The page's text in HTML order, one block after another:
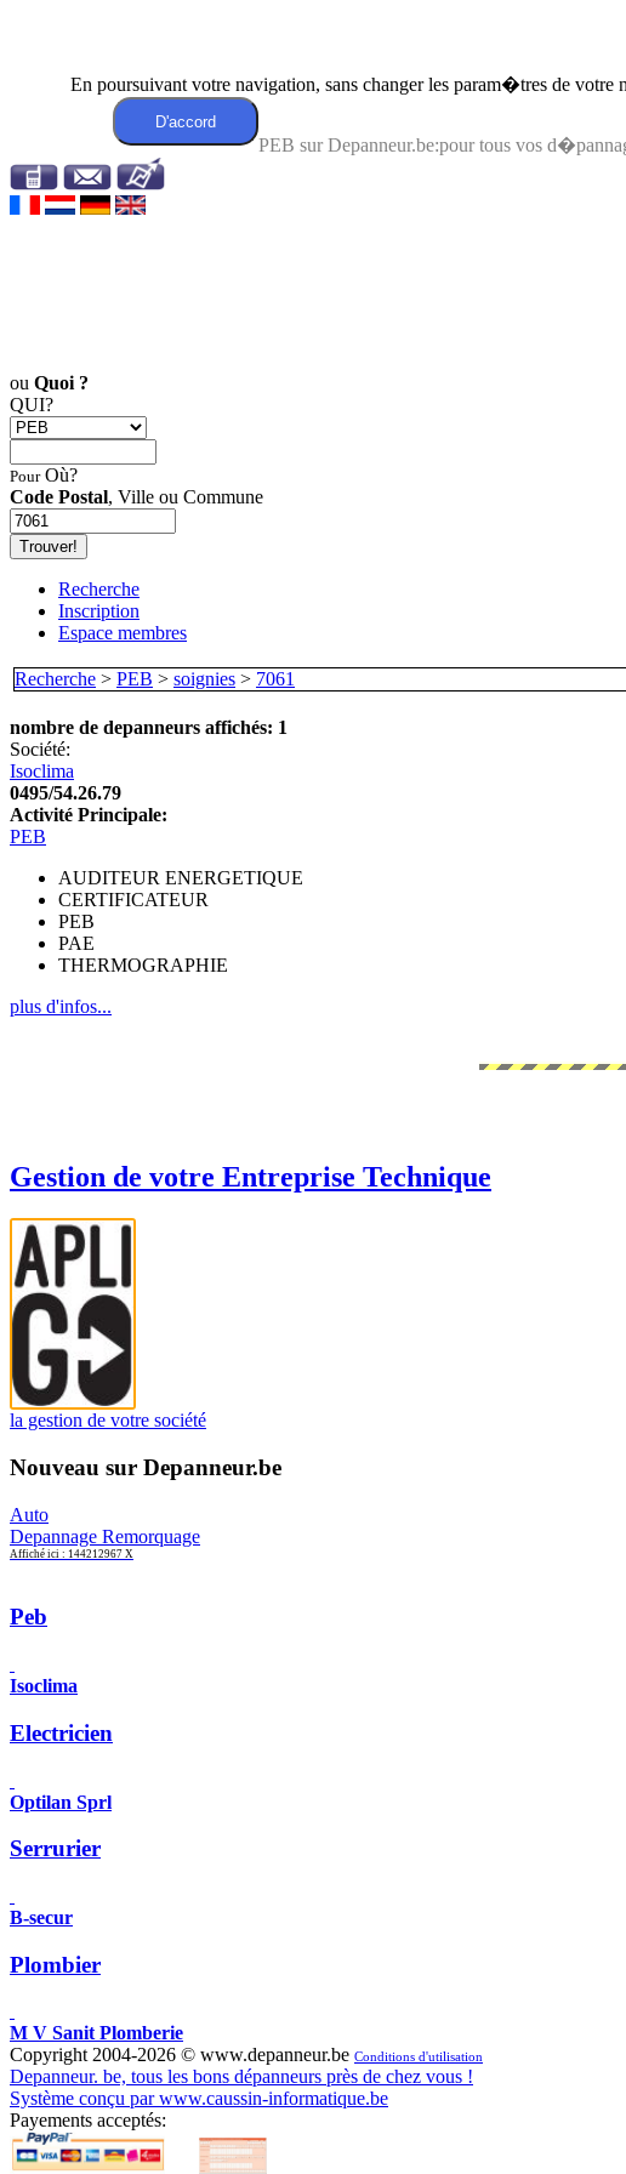
En poursuivant votre navigation, sans changer les param�tres de
PEB sur Depanneur.be:pour tous vos
ou Quoi ?
QUI?
PourOù?
Code Postal, Ville ou Commune
Recherche
Inscription
Espace membres
Recherche > PEB > soignies > 7061
nombre de depanneurs affichés: 1
Société:
Isoclima
0495/54.26.79
Activité Principale:
PEB
AUDITEUR ENERGETIQUE
CERTIFICATEUR
PEB
PAE
THERMOGRAPHIE
plus d'infos...
Gestion de votre Entreprise Technique
la gestion de votre société
Nouveau sur Depanneur.be
Auto
Depannage Remorquage
Affiché ici : 144212967 X
Peb
Isoclima
Electricien
Optilan Sprl
Serrurier
B-secur
Plombier
M V Sanit Plomberie
Copyright 2004-2026 © www.depanneur.be Conditions d'utilisation
Depanneur. be, tous les bons dépanneurs près de chez vous !
Système conçu par www.caussin-informatique.be
Payements acceptés: